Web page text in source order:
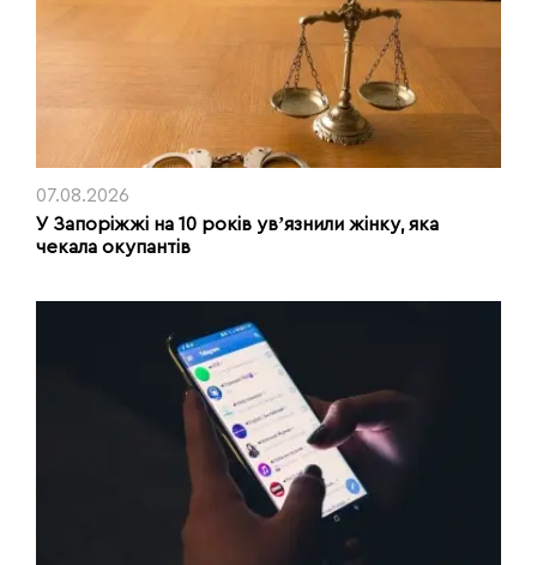
07.08.2026
У Запоріжжі на 10 років увʼязнили жінку, яка
чекала окупантів